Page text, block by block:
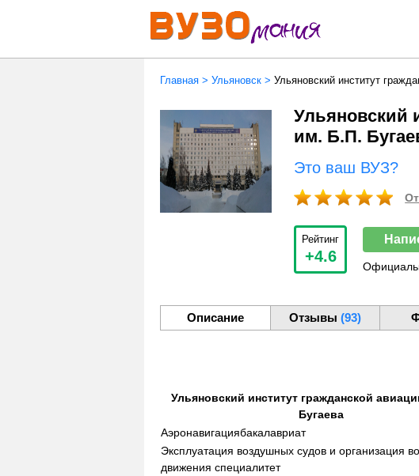
Главная > Ульяновск > Ульяновский институт
Ульяновский
им. Б.П.
Это ваш ВУЗ?
Рейтинг
+4.6
Описание Отзывы(93)
Ульяновский институт гражданской
Бугаева
Аэронавигациябакалавриат
Эксплуатация воздушных судов и организация
движенияспециалитет